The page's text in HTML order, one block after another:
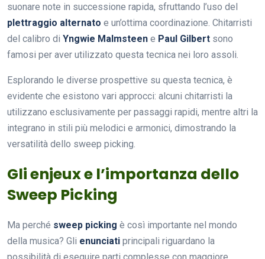
suonare note in successione rapida, sfruttando l’uso del
plettraggio alternato e un’ottima coordinazione. Chitarristi
del calibro di Yngwie Malmsteen e Paul Gilbert sono
famosi per aver utilizzato questa tecnica nei loro assoli.
Esplorando le diverse prospettive su questa tecnica, è
evidente che esistono vari approcci: alcuni chitarristi la
utilizzano esclusivamente per passaggi rapidi, mentre altri la
integrano in stili più melodici e armonici, dimostrando la
versatilità dello sweep picking.
Gli enjeux e l’importanza dello
Sweep Picking
Ma perché sweep picking è così importante nel mondo
della musica? Gli enunciati principali riguardano la